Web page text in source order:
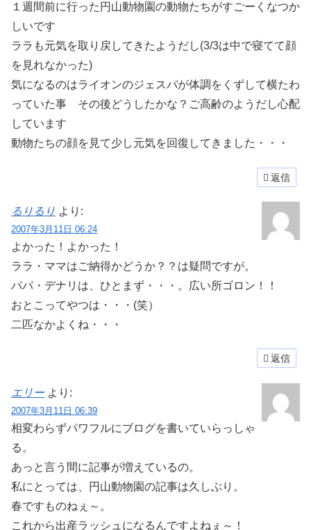
１週間前に行った円山動物園の動物たちがすごーくなつか
しいです
ララも元気を取り戻してきたようだし(3/3は中で寝てて顔
を見れなかった)
気になるのはライオンのジェスパが体調をくずして横たわ
っていた事 その後どうしたかな？ご高齢のようだし心配
しています
動物たちの顔を見て少し元気を回復してきました・・・
返信
るりるり より:
2007年3月11日 06:24
よかった！よかった！
ララ・ママはご納得かどうか？？は疑問ですが。
パパ・デナリは、ひとまず・・・。広い所ゴロン！！
おとこってやつは・・・(笑）
二匹なかよくね・・・
返信
エリー より:
2007年3月11日 06:39
相変わらずパワフルにブログを書いていらっしゃ
る。
あっと言う間に記事が増えているの。
私にとっては、円山動物園の記事は久しぶり。
春ですものねぇ～。
これから出産ラッシュになるんですよねぇ～！